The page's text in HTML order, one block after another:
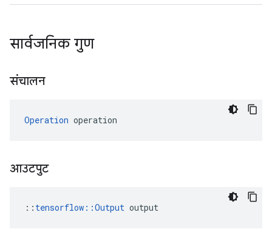
सार्वजनिक गुण
संचालन
Operation operation
आउटपुट
:: tensorflow::Output output